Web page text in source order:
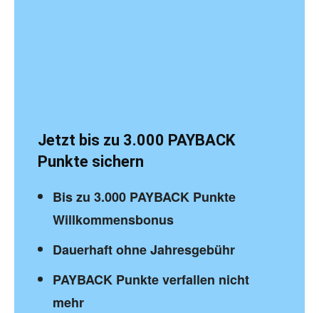
Jetzt bis zu 3.000 PAYBACK
Punkte sichern
Bis zu 3.000 PAYBACK Punkte
Willkommensbonus
Dauerhaft ohne Jahresgebühr
PAYBACK Punkte verfallen nicht
mehr